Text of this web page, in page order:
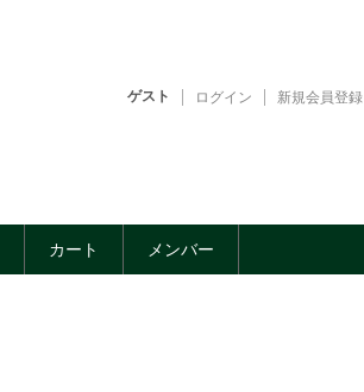
ゲスト ログイン 新規会員登録
カート メンバー